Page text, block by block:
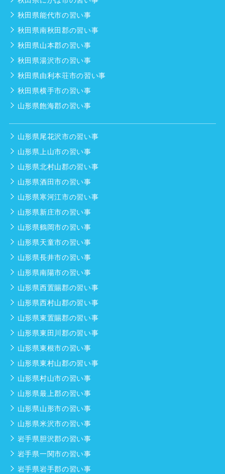
秋田県能代市の習い事
秋田県南秋田郡の習い事
秋田県山本郡の習い事
秋田県湯沢市の習い事
秋田県由利本荘市の習い事
秋田県横手市の習い事
山形県飽海郡の習い事
山形県尾花沢市の習い事
山形県上山市の習い事
山形県北村山郡の習い事
山形県酒田市の習い事
山形県寒河江市の習い事
山形県新庄市の習い事
山形県鶴岡市の習い事
山形県天童市の習い事
山形県長井市の習い事
山形県南陽市の習い事
山形県西置賜郡の習い事
山形県西村山郡の習い事
山形県東置賜郡の習い事
山形県東田川郡の習い事
山形県東根市の習い事
山形県東村山郡の習い事
山形県村山市の習い事
山形県最上郡の習い事
山形県山形市の習い事
山形県米沢市の習い事
岩手県胆沢郡の習い事
岩手県一関市の習い事
岩手県岩手郡の習い事